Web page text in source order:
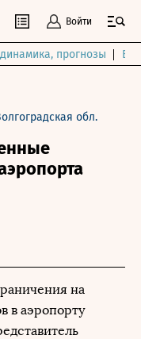
Войти
прогнозы
обл.
на
в аэропорту